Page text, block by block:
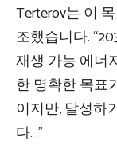
Terterov는 이
조했습니다.
재생 가능 에너
한 명확한 목표
이지만, 달성하
다. .”